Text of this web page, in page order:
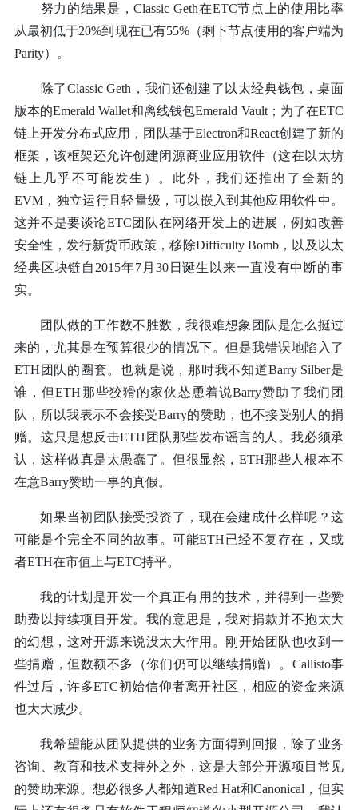
努力的结果是，Classic Geth在ETC节点上的使用比率
从最初低于20%到现在已有55%（剩下节点使用的客户端为
Parity）。
除了Classic Geth，我们还创建了以太经典钱包，桌面
版本的Emerald Wallet和离线钱包Emerald Vault；为了在ETC
链上开发分布式应用，团队基于Electron和React创建了新的
框架，该框架还允许创建闭源商业应用软件（这在以太坊
链上几乎不可能发生）。此外，我们还推出了全新的
EVM，独立运行且轻量级，可以嵌入到其他应用软件中。
这并不是要谈论ETC团队在网络开发上的进展，例如改善
安全性，发行新货币政策，移除Difficulty Bomb，以及以太
经典区块链自2015年7月30日诞生以来一直没有中断的事
实。
团队做的工作数不胜数，我很难想象团队是怎么挺过
来的，尤其是在预算很少的情况下。但是我错误地陷入了
ETH团队的圈套。也就是说，那时我不知道Barry Silber是
谁，但ETH那些狡猾的家伙怂恿着说Barry赞助了我们团
队，所以我表示不会接受Barry的赞助，也不接受别人的捐
赠。这只是想反击ETH团队那些发布谣言的人。我必须承
认，这样做真是太愚蠢了。但很显然，ETH那些人根本不
在意Barry赞助一事的真假。
如果当初团队接受投资了，现在会建成什么样呢？这
可能是个完全不同的故事。可能ETH已经不复存在，又或
者ETH在市值上与ETC持平。
我的计划是开发一个真正有用的技术，并得到一些赞
助费以持续项目开发。我的意思是，我对捐款并不抱太大
的幻想，这对开源来说没太大作用。刚开始团队也收到一
些捐赠，但数额不多（你们仍可以继续捐赠）。Callisto事
件过后，许多ETC初始信仰者离开社区，相应的资金来源
也大大减少。
我希望能从团队提供的业务方面得到回报，除了业务
咨询、教育和技术支持外之外，这是大部分开源项目常见
的赞助来源。想必很多人都知道Red Hat和Canonical，但实